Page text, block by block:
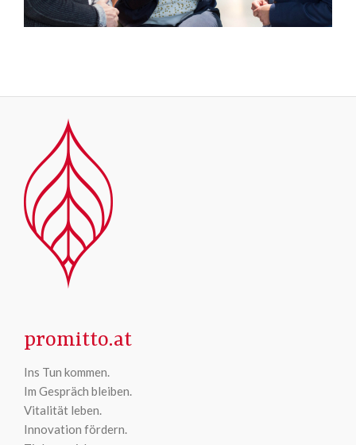
promitto.at
Ins Tun kommen.
Im Gespräch bleiben.
Vitalität leben.
Innovation fördern.